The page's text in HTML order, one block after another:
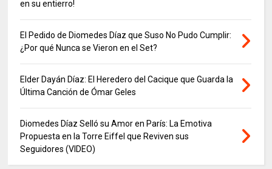
en su entierro!
El Pedido de Diomedes Díaz que Suso No Pudo Cumplir:
¿Por qué Nunca se Vieron en el Set?
Elder Dayán Díaz: El Heredero del Cacique que Guarda la
Última Canción de Ómar Geles
Diomedes Díaz Selló su Amor en París: La Emotiva
Propuesta en la Torre Eiffel que Reviven sus
Seguidores (VIDEO)